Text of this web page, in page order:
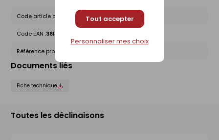
Tout accepter
Personnaliser mes choix
Code article chez le fournisseur :1420000653
Code EAN :3612830016020
Référence produit nationale Gedimat :
Documents liés
Fiche technique
Toutes les déclinaisons